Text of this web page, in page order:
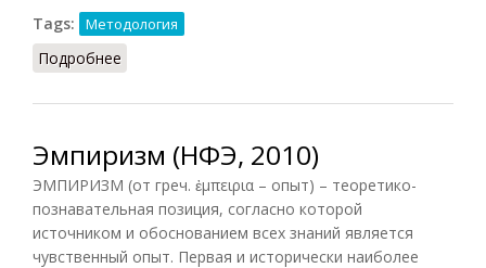
Tags:
Методология
Подробнее
Эмпиризм (НФЭ, 2010)
ЭМПИРИЗМ (от греч. ἐμπειρια – опыт) – теоретико-
познавательная позиция, согласно которой
источником и обоснованием всех знаний является
чувственный опыт. Первая и исторически наиболее